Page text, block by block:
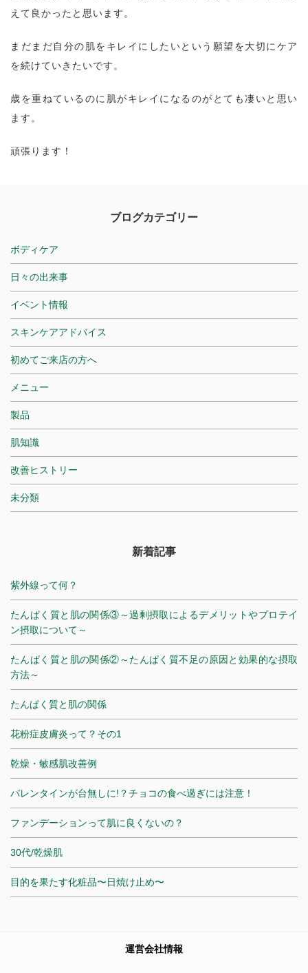
えて良かったと思います。
まだまだ自分の肌をキレイにしたいという願望を大切にケア
を続けていきたいです。
歳を重ねているのに肌がキレイになるのがとても凄いと思い
ます。
頑張ります！
ブログカテゴリー
ボディケア
日々の出来事
イベント情報
スキンケアアドバイス
初めてご来店の方へ
メニュー
製品
肌知識
改善ヒストリー
未分類
新着記事
紫外線って何？
たんぱく質と肌の関係③～過剰摂取によるデメリットやプロテイ
ン摂取について～
たんぱく質と肌の関係②～たんぱく質不足の原因と効果的な摂取
方法～
たんぱく質と肌の関係
花粉症皮膚炎って？その1
乾燥・敏感肌改善例
バレンタインが台無しに!？チョコの食べ過ぎには注意！
ファンデーションって肌に良くないの？
30代/乾燥肌
目的を果たす化粧品〜日焼け止め〜
運営会社情報